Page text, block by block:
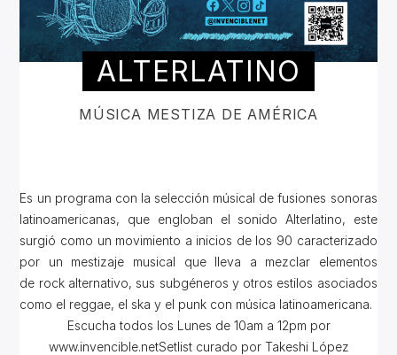
ALTERLATINO
MÚSICA MESTIZA DE AMÉRICA
Es un programa con la selección músical de fusiones sonoras
latinoamericanas, que engloban el sonido Alterlatino, este
surgió como un movimiento a inicios de los 90 caracterizado
por un mestizaje musical que lleva a mezclar elementos
de rock alternativo, sus subgéneros y otros estilos asociados
como el reggae, el ska y el punk con música latinoamericana.
Escucha todos los Lunes de 10am a 12pm por
www.invencible.netSetlist curado por Takeshi López